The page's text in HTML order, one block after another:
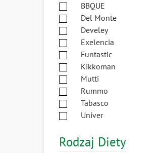
BBQUE
Del Monte
Develey
Exelencia
Funtastic
Kikkoman
Mutti
Rummo
Tabasco
Univer
Rodzaj Diety